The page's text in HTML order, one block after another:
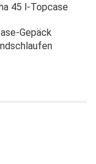
45 l-Topcase
Gepäck